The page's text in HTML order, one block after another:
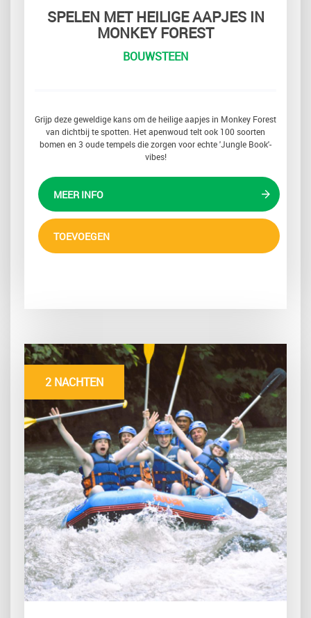
SPELEN MET HEILIGE AAPJES IN
MONKEY FOREST
BOUWSTEEN
Grijp deze geweldige kans om de heilige aapjes in Monkey Forest
van dichtbij te spotten. Het apenwoud telt ook 100 soorten
bomen en 3 oude tempels die zorgen voor echte 'Jungle Book'-
vibes!
MEER INFO
TOEVOEGEN
2 NACHTEN